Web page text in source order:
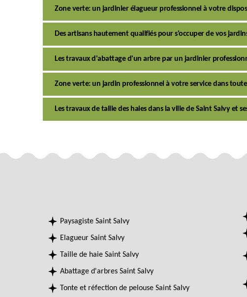
Zone verte: un jardinier élagueur professionnel à votre
Des artisans hautement qualifiés pour s'occuper de vos
Les travaux d'abattage d'un arbre par un jardinier
Zone verte: un jardin professionnel à votre service dans
Les travaux de taille des haies dans la ville de Saint Salvy et
Paysagiste Saint Salvy
Elagueur Saint Salvy
Taille de haie Saint Salvy
Abattage d'arbres Saint Salvy
Tonte et réfection de pelouse Saint Salvy